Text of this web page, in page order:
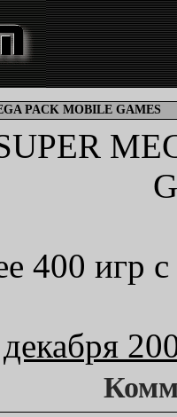
PACK MOBILE GAMES
400 игр